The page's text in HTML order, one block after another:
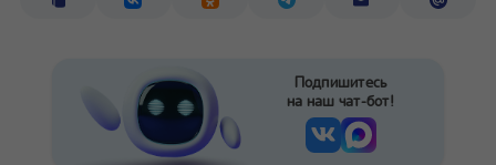
Подпишитесь
на наш чат-бот!